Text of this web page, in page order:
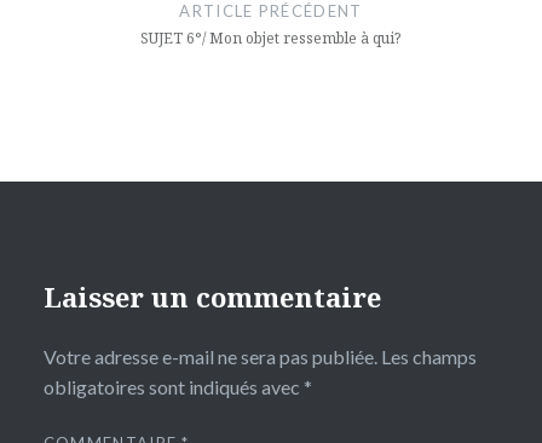
ARTICLE PRÉCÉDENT
SUJET 6°/ Mon objet ressemble à qui?
Laisser un commentaire
Votre adresse e-mail ne sera pas publiée. Les champs
obligatoires sont indiqués avec *